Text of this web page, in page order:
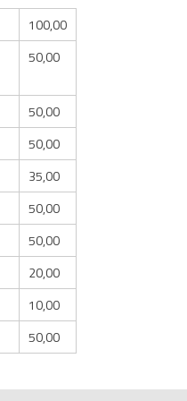
100,00
50,00
50,00
50,00
35,00
50,00
50,00
20,00
10,00
50,00